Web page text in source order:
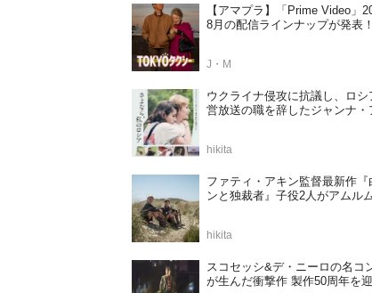
【アマプラ】「Prime Video」
8月の配信ラインナップが発表！
J・M
ウクライナ侵攻に抗議し、ロシ
営放送の職を辞したジャンナ・
決定
hikita
ファティ・アキン監督最新作『
ンと独裁者』子役2人がアムル
hikita
スコセッシ&デ・ニーロの名コ
が生んだ衝撃作 製作50周年を